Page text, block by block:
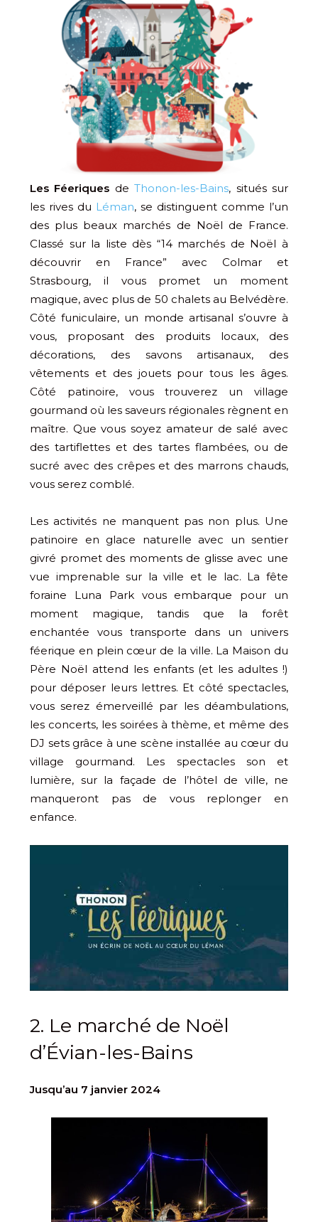
Les Féeriques deThonon-les-Bains, situés sur
les rives du Léman, se distinguent comme l’un
des plus beaux marchés de Noël de France.
Classé sur la liste dès “14 marchés de Noël à
découvrir en France” avec Colmar et
Strasbourg, il vous promet un moment
magique, avec plus de 50 chalets au Belvédère.
Côté funiculaire, un monde artisanal s’ouvre à
vous, proposant des produits locaux, des
décorations, des savons artisanaux, des
vêtements et des jouets pour tous les âges.
Côté patinoire, vous trouverez un village
gourmand où les saveurs régionales règnent en
maître. Que vous soyez amateur de salé avec
des tartiflettes et des tartes flambées, ou de
sucré avec des crêpes et des marrons chauds,
vous serez comblé.
Les activités ne manquent pas non plus. Une
patinoire en glace naturelle avec un sentier
givré promet des moments de glisse avec une
vue imprenable sur la ville et le lac. La fête
foraine Luna Park vous embarque pour un
moment magique, tandis que la forêt
enchantée vous transporte dans un univers
féerique en plein cœur de la ville. La Maison du
Père Noël attend les enfants (et les adultes !)
pour déposer leurs lettres. Et côté spectacles,
vous serez émerveillé par les déambulations,
les concerts, les soirées à thème, et même des
DJ sets grâce à une scène installée au cœur du
village gourmand. Les spectacles son et
lumière, sur la façade de l’hôtel de ville, ne
manqueront pas de vous replonger en
enfance.
2. Le marché de Noël
d’Évian-les-Bains
Jusqu’au 7 janvier 2024